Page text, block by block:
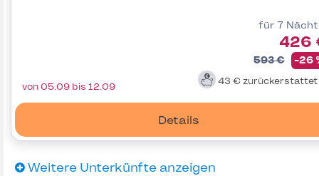
für 7
426
593 € -26
43 € zurückerstattet
Details
von 05.09 bis 12.09
Weitere Unterkünfte anzeigen